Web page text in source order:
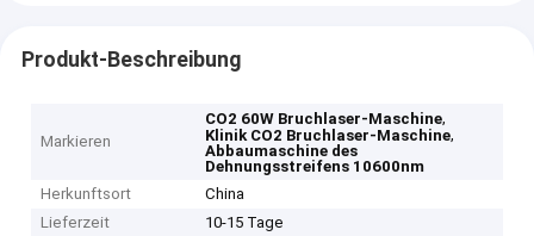
Produkt-Beschreibung
Markieren
CO2 60W Bruchlaser-Maschine,
Klinik CO2 Bruchlaser-Maschine,
Abbaumaschine des
Dehnungsstreifens 10600nm
Herkunftsort
China
Lieferzeit
10-15 Tage